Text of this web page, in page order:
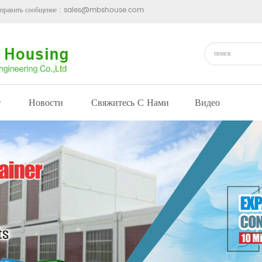
сообщение : sales@mbshouse.com
Новости Свяжитесь С Нами Видео